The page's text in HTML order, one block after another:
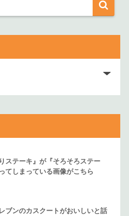
ステーキ』が『そろそろステー
てしまっている画像がこちら
ブンのカスクートがおいしいと話